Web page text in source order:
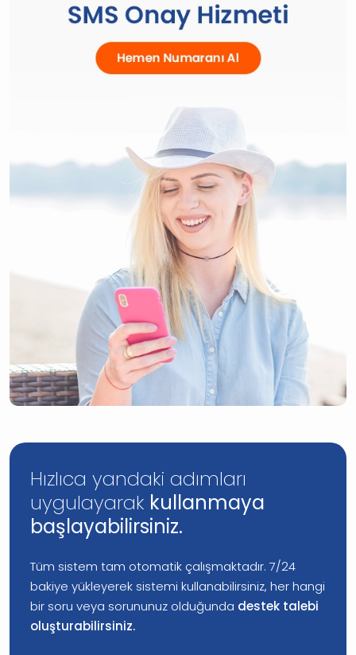
Hızlıca yandaki adımları
uygulayarak kullanmaya
başlayabilirsiniz.
Tüm sistem tam otomatik çalışmaktadır. 7/24
bakiye yükleyerek sistemi kullanabilirsiniz, her hangi
bir soru veya sorununuz olduğunda destek talebi
oluşturabilirsiniz.